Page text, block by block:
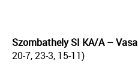
Szombathely SI KA/A –
20-7, 23-3, 15-11)